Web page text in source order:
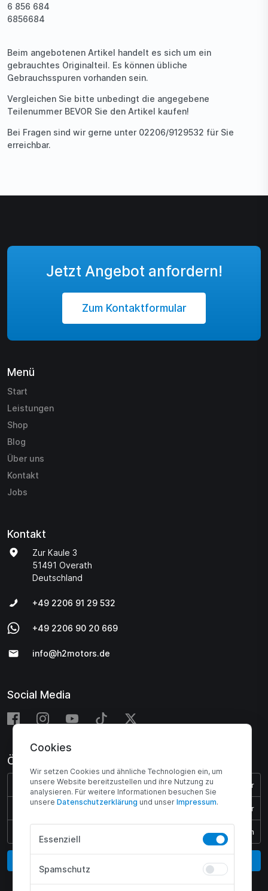
6 856 684
6856684
Beim angebotenen Artikel handelt es sich um ein
gebrauchtes Originalteil. Es können übliche
Gebrauchsspuren vorhanden sein.
Vergleichen Sie bitte unbedingt die angegebene
Teilenummer BEVOR Sie den Artikel kaufen!
Bei Fragen sind wir gerne unter 02206/9129532 für Sie
erreichbar.
Jetzt Angebot anfordern!
Zum Kontaktformular
Menü
Start
Leistungen
Shop
Blog
Über uns
Kontakt
Jobs
Kontakt
Zur Kaule 3
51491 Overath
Deutschland
+49 2206 91 29 532
+49 2206 90 20 669
info@h2motors.de
Social Media
Öffnungszeiten
Montag - Donnerstag: 08:00 - 17:00 Uhr
08:00 - 15:45 Uhr
Geschlossen
Cookies
Wir setzen Cookies und ähnliche Technologien ein, um
unsere Website bereitzustellen und ihre Nutzung zu
analysieren. Für weitere Informationen besuchen Sie
unsere Daten­schutz­erklärung und unser Impressum.
Essenziell
Spamschutz